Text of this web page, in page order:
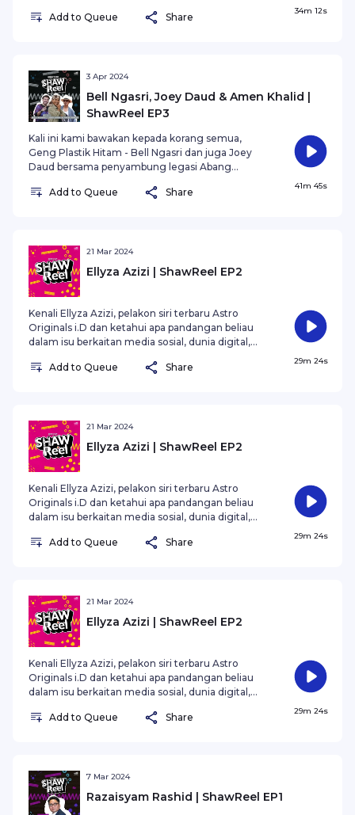
Add to Queue Share
34m 12s
3 Apr 2024
Bell Ngasri, Joey Daud & Amen Khalid |
ShawReel EP3
Kali ini kami bawakan kepada korang semua,
Geng Plastik Hitam - Bell Ngasri dan juga Joey
Daud bersama penyambung legasi Abang
"yak yak yeay!"
Add to Queue Share
41m 45s
21 Mar 2024
Ellyza Azizi | ShawReel EP2
Kenali Ellyza Azizi, pelakon siri terbaru Astro
Originals i.D dan ketahui apa pandangan beliau
dalam isu berkaitan media sosial, dunia digital,
premium terbitan Astro Shaw dengan kerjasama
minggu bermula 12 tengah malam menerusi
platform On Demand dan Astro GO.
Add to Queue Share
29m 24s
21 Mar 2024
Ellyza Azizi | ShawReel EP2
Kenali Ellyza Azizi, pelakon siri terbaru Astro
Originals i.D dan ketahui apa pandangan beliau
dalam isu berkaitan media sosial, dunia digital,
premium terbitan Astro Shaw dengan kerjasama
minggu bermula 12 tengah malam menerusi
platform On Demand dan Astro GO.
Add to Queue Share
29m 24s
21 Mar 2024
Ellyza Azizi | ShawReel EP2
Kenali Ellyza Azizi, pelakon siri terbaru Astro
Originals i.D dan ketahui apa pandangan beliau
dalam isu berkaitan media sosial, dunia digital,
premium terbitan Astro Shaw dengan kerjasama
minggu bermula 12 tengah malam menerusi
platform On Demand dan Astro GO.
Add to Queue Share
29m 24s
7 Mar 2024
Razaisyam Rashid | ShawReel EP1